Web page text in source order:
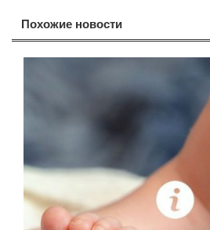
Похожие новости